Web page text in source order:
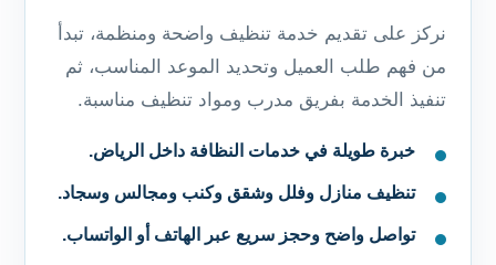
نركز على تقديم خدمة تنظيف واضحة ومنظمة، تبدأ
من فهم طلب العميل وتحديد الموعد المناسب، ثم
تنفيذ الخدمة بفريق مدرب ومواد تنظيف مناسبة.
خبرة طويلة في خدمات النظافة داخل الرياض.
تنظيف منازل وفلل وشقق وكنب ومجالس وسجاد.
تواصل واضح وحجز سريع عبر الهاتف أو الواتساب.